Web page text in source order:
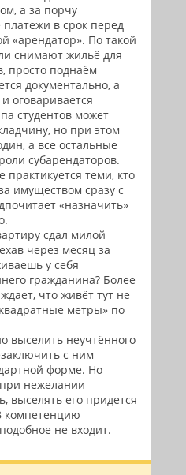
а за порчу
в срок перед
«арендатор». По такой
снимают жильё для
просто поднаём
документально, а
оговаривается
студентов может
но при этом
а все остальные
субарендаторов.
теми, кто
имуществом сразу с
«назначить»
сдал милой
через месяц за
у себя
гражданина? Более
что живёт тут не
метры» по
выселить неучтённого
с ним
форме. Но
нежелании
выселять его придется
компетенцию
не входит.